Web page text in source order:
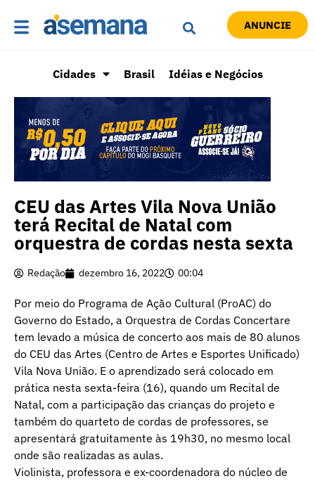
ANUNCIE
Cidades Brasil Idéias e Negócios
CEU das Artes Vila Nova União
terá Recital de Natal com
orquestra de cordas nesta sexta
Redação dezembro 16, 2022 00:04
Por meio do Programa de Ação Cultural (ProAC) do
Governo do Estado, a Orquestra de Cordas Concertare
tem levado a música de concerto aos mais de 80 alunos
do CEU das Artes (Centro de Artes e Esportes Unificado)
Vila Nova União. E o aprendizado será colocado em
prática nesta sexta-feira (16), quando um Recital de
Natal, com a participação das crianças do projeto e
também do quarteto de cordas de professores, se
apresentará gratuitamente às 19h30, no mesmo local
onde são realizadas as aulas.
Violinista, professora e ex-coordenadora do núcleo de